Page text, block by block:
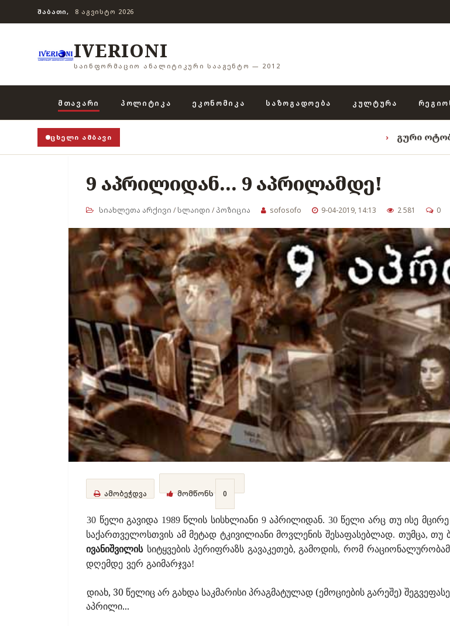
ᲨᲐᲑᲐᲗᲘ, 8 ᲐᲒᲕᲘᲡᲢᲝ 2026
IVERIONI
ᲡᲐᲘᲜᲤᲝᲠᲛᲐᲪᲘᲝ ᲐᲜᲐᲚᲘᲢᲘᲙᲣᲠᲘ ᲡᲐᲐᲒᲔᲜᲢᲝ — 2012
ᲛᲗᲐᲕᲐᲠᲘ ᲞᲝᲚᲘᲢᲘᲙᲐ ᲔᲙᲝᲜᲝᲛᲘᲙᲐ ᲡᲐᲖᲝᲒᲐᲓᲝᲔᲑᲐ ᲙᲣᲚᲢᲣᲠᲐ
ᲪᲮᲔᲚᲘ ᲐᲛᲑᲐᲕᲘ გური ოტობაიას
9 აპრილიდან... 9 აპრილამდე!
სიახლეთა არქივი /სლაიდი /პოზიცია sofosofo 9-04-2019, 14:13 2 581 0
ამობეჭდვა მომწონს 0
30 წელი გავიდა 1989 წლის სისხლიანი 9 აპრილიდან. 30 წელი არც თუ ისე
საქართველოსთვის ამ მეტად ტკივილიანი მოვლენის შესაფასებლად. თუმცა, თუ
ივანიშვილის სიტყვების პერიფრაზს გავაკეთებ, გამოდის, რომ რაციონალურობამ
დღემდე ვერ გაიმარჯვა!
დიახ, 30 წელიც არ გახდა საკმარისი პრაგმატულად (ემოციების გარეშე)
აპრილი...